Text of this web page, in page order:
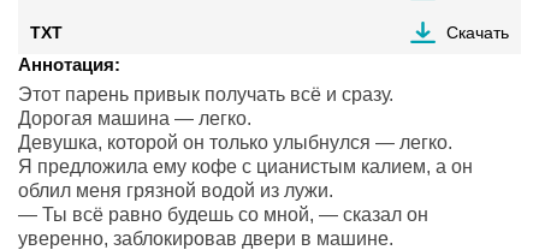
TXT Скачать
Аннотация:
Этот парень привык получать всё и сразу.
Дорогая машина — легко.
Девушка, которой он только улыбнулся — легко.
Я предложила ему кофе с цианистым калием, а он
облил меня грязной водой из лужи.
— Ты всё равно будешь со мной, — сказал он
уверенно, заблокировав двери в машине.